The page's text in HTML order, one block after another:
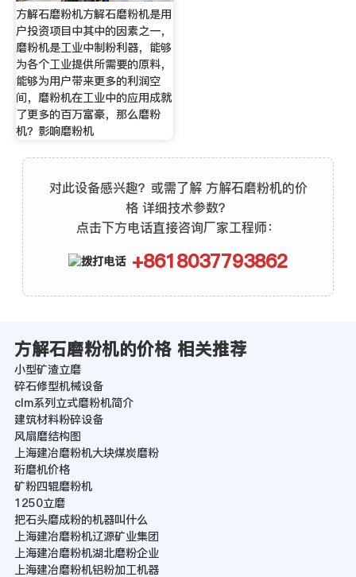
方解石磨粉机方解石磨粉机是用
户投资项目中其中的因素之一，
磨粉机是工业中制粉利器，能够
为各个工业提供所需要的原料，
能够为用户带来更多的利润空
间，磨粉机在工业中的应用成就
了更多的百万富豪，那么磨粉
机？影响磨粉机
对此设备感兴趣？或需了解 方解石磨粉机的价
格 详细技术参数？
点击下方电话直接咨询厂家工程师：
+8618037793862
方解石磨粉机的价格 相关推荐
小型矿渣立磨
碎石修型机械设备
clm系列立式磨粉机简介
建筑材料粉碎设备
风扇磨结构图
上海建冶磨粉机大块煤炭磨粉
珩磨机价格
矿粉四辊磨粉机
1250立磨
把石头磨成粉的机器叫什么
上海建冶磨粉机辽源矿业集团
上海建冶磨粉机湖北磨粉企业
上海建冶磨粉机铝粉加工机器